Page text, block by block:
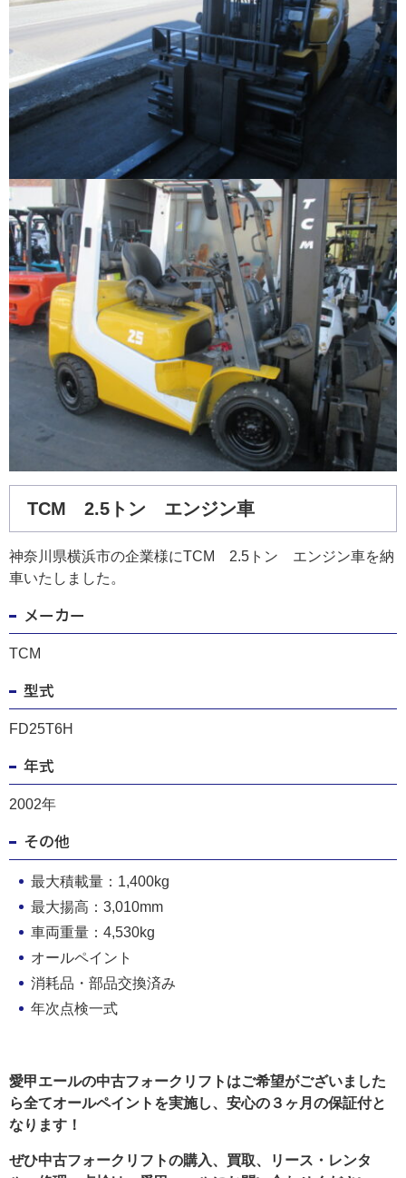
TCM 2.5トン エンジン車
神奈川県横浜市の企業様にTCM 2.5トン エンジン車を納
車いたしました。
メーカー
TCM
型式
FD25T6H
年式
2002年
その他
最大積載量：1,400kg
最大揚高：3,010mm
車両重量：4,530kg
オールペイント
消耗品・部品交換済み
年次点検一式
愛甲エールの中古フォークリフトはご希望がございました
ら全てオールペイントを実施し、安心の３ヶ月の保証付と
なります！
ぜひ中古フォークリフトの購入、買取、リース・レンタ